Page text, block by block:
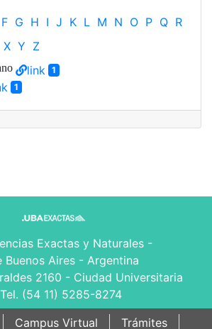
F G H I J K L M N O P Q R
X Y Z
link 1
1
Exactas y Naturales -
Buenos Aires - Argentina
2160 - Ciudad Universitaria
(54 11) 5285-8274
Campus Virtual Trámites